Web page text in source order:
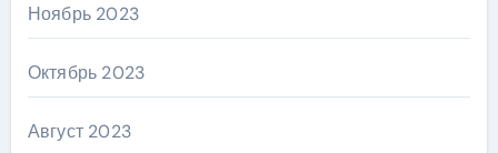
Ноябрь 2023
Октябрь 2023
Август 2023